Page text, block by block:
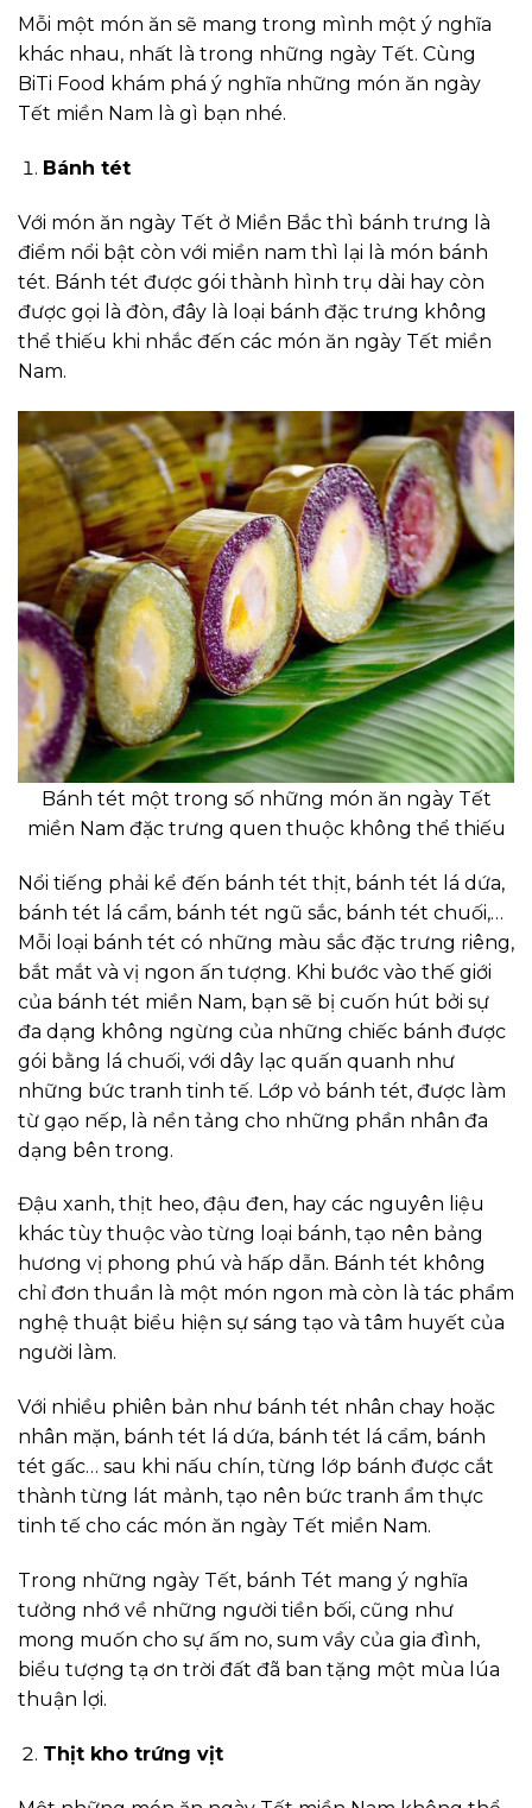
Mỗi một món ăn sẽ mang trong mình một ý nghĩa
khác nhau, nhất là trong những ngày Tết. Cùng
BiTi Food khám phá ý nghĩa những món ăn ngày
Tết miền Nam là gì bạn nhé.
Bánh tét
Với món ăn ngày Tết ở Miền Bắc thì bánh trưng là
điểm nổi bật còn với miền nam thì lại là món bánh
tét. Bánh tét được gói thành hình trụ dài hay còn
được gọi là đòn, đây là loại bánh đặc trưng không
thể thiếu khi nhắc đến các món ăn ngày Tết miền
Nam.
Bánh tét một trong số những món ăn ngày Tết
miền Nam đặc trưng quen thuộc không thể thiếu
Nổi tiếng phải kể đến bánh tét thịt, bánh tét lá dứa,
bánh tét lá cẩm, bánh tét ngũ sắc, bánh tét chuối,…
Mỗi loại bánh tét có những màu sắc đặc trưng riêng,
bắt mắt và vị ngon ấn tượng. Khi bước vào thế giới
của bánh tét miền Nam, bạn sẽ bị cuốn hút bởi sự
đa dạng không ngừng của những chiếc bánh được
gói bằng lá chuối, với dây lạc quấn quanh như
những bức tranh tinh tế. Lớp vỏ bánh tét, được làm
từ gạo nếp, là nền tảng cho những phần nhân đa
dạng bên trong.
Đậu xanh, thịt heo, đậu đen, hay các nguyên liệu
khác tùy thuộc vào từng loại bánh, tạo nên bảng
hương vị phong phú và hấp dẫn. Bánh tét không
chỉ đơn thuần là một món ngon mà còn là tác phẩm
nghệ thuật biểu hiện sự sáng tạo và tâm huyết của
người làm.
Với nhiều phiên bản như bánh tét nhân chay hoặc
nhân mặn, bánh tét lá dứa, bánh tét lá cẩm, bánh
tét gấc… sau khi nấu chín, từng lớp bánh được cắt
thành từng lát mảnh, tạo nên bức tranh ẩm thực
tinh tế cho các món ăn ngày Tết miền Nam.
Trong những ngày Tết, bánh Tét mang ý nghĩa
tưởng nhớ về những người tiền bối, cũng như
mong muốn cho sự ấm no, sum vầy của gia đình,
biểu tượng tạ ơn trời đất đã ban tặng một mùa lúa
thuận lợi.
Thịt kho trứng vịt